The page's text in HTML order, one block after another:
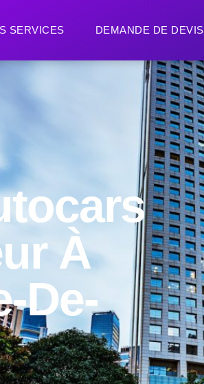
SERVICES DEMANDE DE DEVIS
À
De-